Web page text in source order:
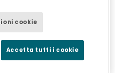
per la
per il lavoro tra gli
cookie
Accetta tutti i cookie